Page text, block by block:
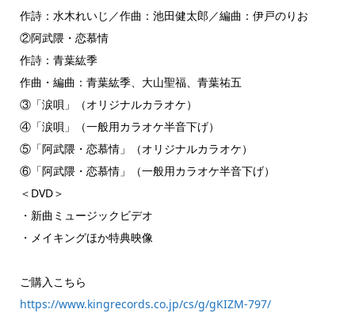
作詩：水木れいじ／作曲：池田健太郎／編曲：伊戸のりお
②阿武隈・恋慕情
作詩：青葉紘季
作曲・編曲：青葉紘季、大山聖福、青葉祐五
③「涙唄」（オリジナルカラオケ）
④「涙唄」（一般用カラオケ半音下げ）
⑤「阿武隈・恋慕情」（オリジナルカラオケ）
⑥「阿武隈・恋慕情」（一般用カラオケ半音下げ）
＜DVD＞
・新曲ミュージックビデオ
・メイキングほか特典映像
ご購入こちら
https://www.kingrecords.co.jp/cs/g/gKIZM-797/